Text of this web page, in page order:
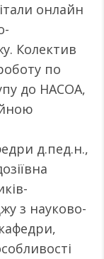
онлайн
Колектив
по
до НАСОА,
д.пед.н.,
з науково-